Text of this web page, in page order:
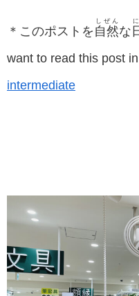
＊このポストを 自然
しぜん
な
want to read this post
intermediate